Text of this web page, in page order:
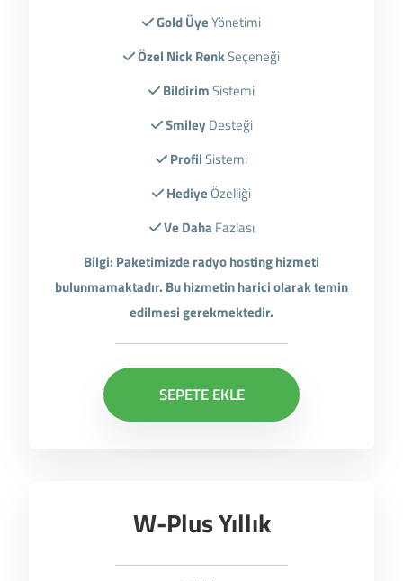
Gold ÜyeYönetimi
Özel Nick RenkSeçeneği
BildirimSistemi
Smiley Desteği
ProfilSistemi
Hediye Özelliği
Ve Daha Fazlası
Bilgi: Paketimizde radyo hosting hizmeti
bulunmamaktadır. Bu hizmetin harici olarak temin
edilmesi gerekmektedir.
SEPETE EKLE
W-Plus Yıllık